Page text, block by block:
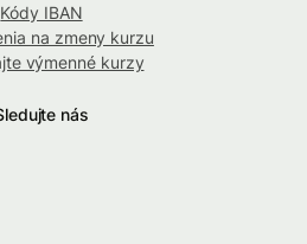
Kódy IBAN
na zmeny kurzu
výmenné kurzy
nás